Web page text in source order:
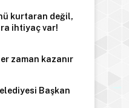
kurtaran değil,
ihtiyaç var!
zaman kazanır
Başkan